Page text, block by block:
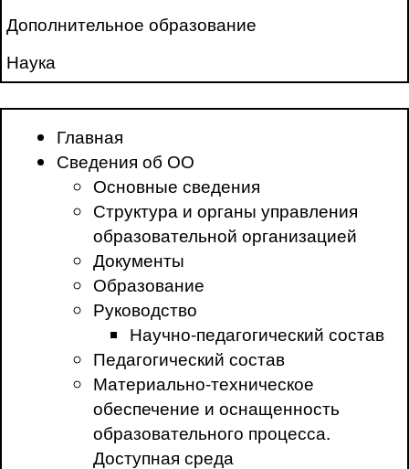
Дополнительное образование
Наука
Главная
Сведения об ОО
Основные сведения
Структура и органы управления
образовательной организацией
Документы
Образование
Руководство
Научно-педагогический состав
Педагогический состав
Материально-техническое
обеспечение и оснащенность
образовательного процесса.
Доступная среда